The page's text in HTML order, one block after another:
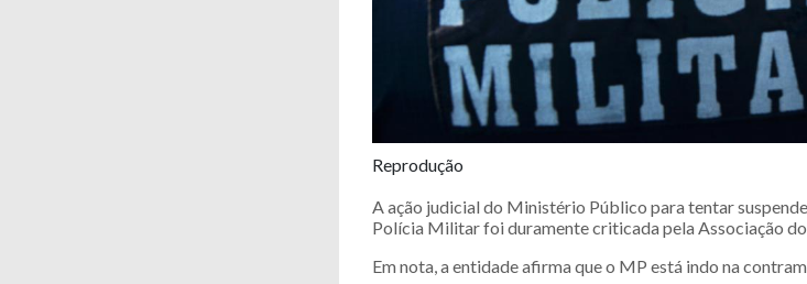
Reprodução
A ação judicial do Ministério Público para tentar
Polícia Militar foi duramente criticada pela Associação
Em nota, a entidade afirma que o MP está indo na